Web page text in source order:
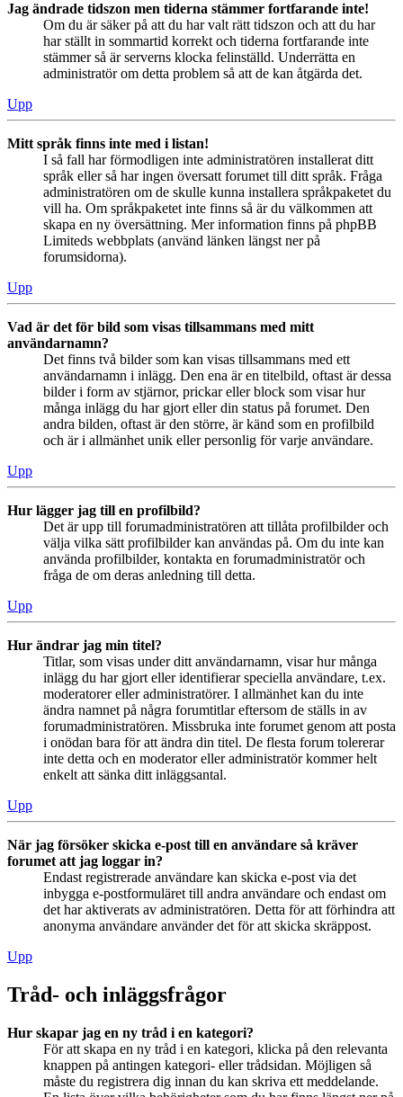
Jag ändrade tidszon men tiderna stämmer fortfarande inte!
Om du är säker på att du har valt rätt tidszon och att du har
har ställt in sommartid korrekt och tiderna fortfarande inte
stämmer så är serverns klocka felinställd. Underrätta en
administratör om detta problem så att de kan åtgärda det.
Upp
Mitt språk finns inte med i listan!
I så fall har förmodligen inte administratören installerat ditt
språk eller så har ingen översatt forumet till ditt språk. Fråga
administratören om de skulle kunna installera språkpaketet du
vill ha. Om språkpaketet inte finns så är du välkommen att
skapa en ny översättning. Mer information finns på phpBB
Limiteds webbplats (använd länken längst ner på
forumsidorna).
Upp
Vad är det för bild som visas tillsammans med mitt
användarnamn?
Det finns två bilder som kan visas tillsammans med ett
användarnamn i inlägg. Den ena är en titelbild, oftast är dessa
bilder i form av stjärnor, prickar eller block som visar hur
många inlägg du har gjort eller din status på forumet. Den
andra bilden, oftast är den större, är känd som en profilbild
och är i allmänhet unik eller personlig för varje användare.
Upp
Hur lägger jag till en profilbild?
Det är upp till forumadministratören att tillåta profilbilder och
välja vilka sätt profilbilder kan användas på. Om du inte kan
använda profilbilder, kontakta en forumadministratör och
fråga de om deras anledning till detta.
Upp
Hur ändrar jag min titel?
Titlar, som visas under ditt användarnamn, visar hur många
inlägg du har gjort eller identifierar speciella användare, t.ex.
moderatorer eller administratörer. I allmänhet kan du inte
ändra namnet på några forumtitlar eftersom de ställs in av
forumadministratören. Missbruka inte forumet genom att posta
i onödan bara för att ändra din titel. De flesta forum tolererar
inte detta och en moderator eller administratör kommer helt
enkelt att sänka ditt inläggsantal.
Upp
När jag försöker skicka e-post till en användare så kräver
forumet att jag loggar in?
Endast registrerade användare kan skicka e-post via det
inbygga e-postformuläret till andra användare och endast om
det har aktiverats av administratören. Detta för att förhindra att
anonyma användare använder det för att skicka skräppost.
Upp
Tråd- och inläggsfrågor
Hur skapar jag en ny tråd i en kategori?
För att skapa en ny tråd i en kategori, klicka på den relevanta
knappen på antingen kategori- eller trådsidan. Möjligen så
måste du registrera dig innan du kan skriva ett meddelande.